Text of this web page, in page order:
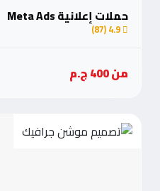
حملات إعلانية Meta Ads
4.9 (87)
من 400 ج.م